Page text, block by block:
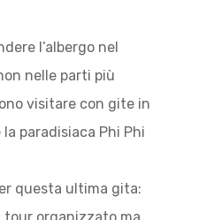
l’albergo nel
nelle parti più
visitare con gite in
paradisiaca Phi Phi
questa ultima gita:
organizzato ma,